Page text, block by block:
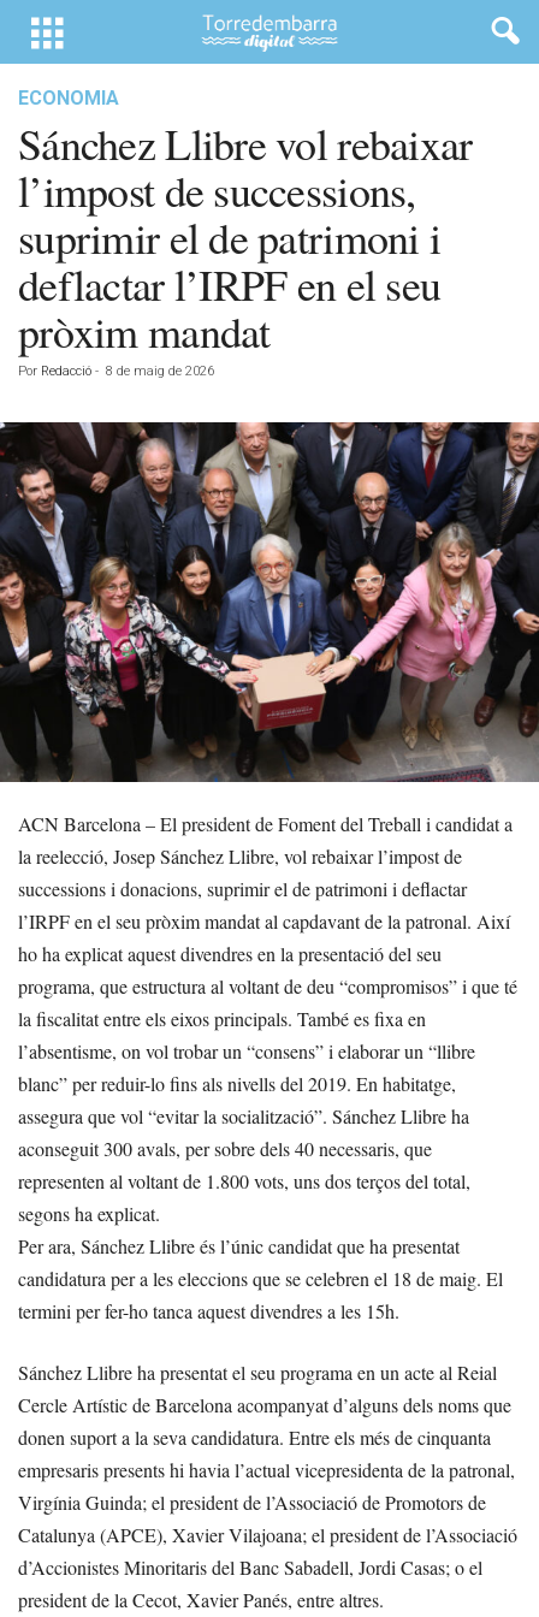
ECONOMIA
Sánchez Llibre vol rebaixar
l’impost de successions,
suprimir el de patrimoni i
deflactar l’IRPF en el seu
pròxim mandat
Por Redacció - 8 de maig de 2026
ACN Barcelona – El president de Foment del Treball i candidat a
la reelecció, Josep Sánchez Llibre, vol rebaixar l’impost de
successions i donacions, suprimir el de patrimoni i deflactar
l’IRPF en el seu pròxim mandat al capdavant de la patronal. Així
ho ha explicat aquest divendres en la presentació del seu
programa, que estructura al voltant de deu “compromisos” i que té
la fiscalitat entre els eixos principals. També es fixa en
l’absentisme, on vol trobar un “consens” i elaborar un “llibre
blanc” per reduir-lo fins als nivells del 2019. En habitatge,
assegura que vol “evitar la socialització”. Sánchez Llibre ha
aconseguit 300 avals, per sobre dels 40 necessaris, que
representen al voltant de 1.800 vots, uns dos terços del total,
segons ha explicat.
Per ara, Sánchez Llibre és l’únic candidat que ha presentat
candidatura per a les eleccions que se celebren el 18 de maig. El
termini per fer-ho tanca aquest divendres a les 15h.
Sánchez Llibre ha presentat el seu programa en un acte al Reial
Cercle Artístic de Barcelona acompanyat d’alguns dels noms que
donen suport a la seva candidatura. Entre els més de cinquanta
empresaris presents hi havia l’actual vicepresidenta de la patronal,
Virgínia Guinda; el president de l’Associació de Promotors de
Catalunya (APCE), Xavier Vilajoana; el president de l’Associació
d’Accionistes Minoritaris del Banc Sabadell, Jordi Casas; o el
president de la Cecot, Xavier Panés, entre altres.